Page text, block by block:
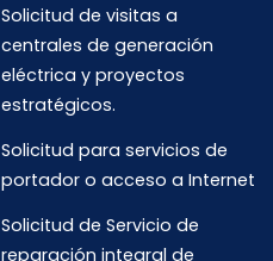
Solicitud de visitas a
centrales de generación
eléctrica y proyectos
estratégicos.
Solicitud para servicios de
portador o acceso a Internet
Solicitud de Servicio de
reparación integral de